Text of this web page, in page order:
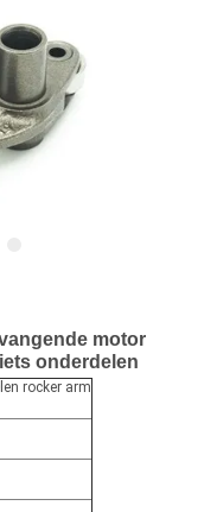
motor
onderdelen
rocker arm